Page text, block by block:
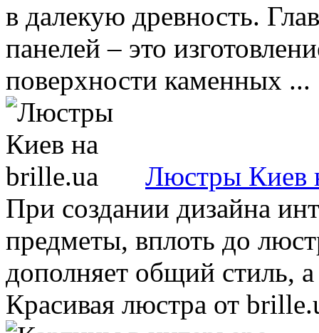
в далекую древность.
панелей – это
поверхности каменных ...
Люстры Киев
При создании дизайна
предметы, вплоть до
дополняет общий стиль,
Красивая люстра от